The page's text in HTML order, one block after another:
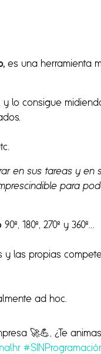
es una herramienta
lo consigue
en sus tareas y en
para
90º, 180º, 270º y 360º…
y las propias
ad hoc.
🚀💪, ¿Te